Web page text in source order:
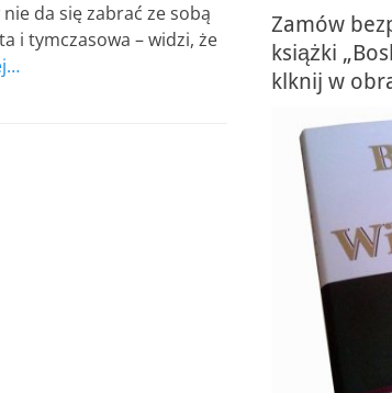
da się zabrać ze sobą
i tymczasowa – widzi, że
Zamów
książki
klknij w